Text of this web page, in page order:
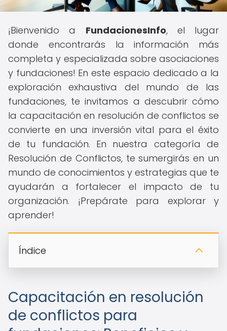
¡Bienvenido a FundacionesInfo, el lugar
donde encontrarás la información más
completa y especializada sobre asociaciones
y fundaciones! En este espacio dedicado a la
exploración exhaustiva del mundo de las
fundaciones, te invitamos a descubrir cómo
la capacitación en resolución de conflictos se
convierte en una inversión vital para el éxito
de tu fundación. En nuestra categoría de
Resolución de Conflictos, te sumergirás en un
mundo de conocimientos y estrategias que te
ayudarán a fortalecer el impacto de tu
organización. ¡Prepárate para explorar y
aprender!
Índice
Capacitación en resolución
de conflictos para